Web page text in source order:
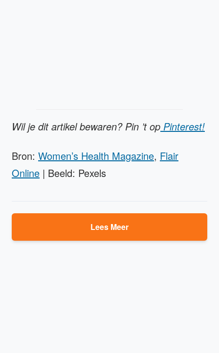
Wil je dit artikel bewaren? Pin ’t op Pinterest!
Bron: Women’s Health Magazine, Flair
Online | Beeld: Pexels
Lees Meer